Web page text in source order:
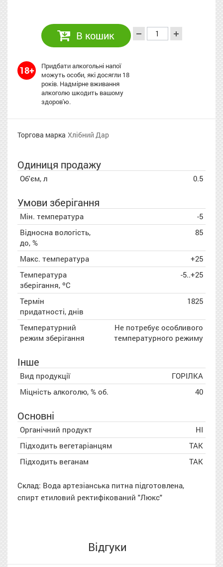
В кошик
18+
Придбати алкогольні напої
можуть особи, які досягли 18
років. Надмірне вживання
алкоголю шкодить вашому
здоров'ю.
Торгова марка Хлібний Дар
Одиниця продажу
Об'єм, л 0.5
Умови зберігання
Мін. температура
-5
Відносна вологість,
до, %
85
Макс. температура
+25
Температура
зберігання, ºC
-5..+25
Термін
придатності, днів
1825
Температурний
режим зберігання
Не потребує особливого
температурного режиму
Інше
Вид продукції
ГОРІЛКА
Міцність алкоголю, % об.
40
Основні
Органічний продукт
НІ
Підходить вегетаріанцям
ТАК
Підходить веганам
ТАК
Склад: Вода артезіанська питна підготовлена,
спирт етиловий ректифікований "Люкс"
Відгуки